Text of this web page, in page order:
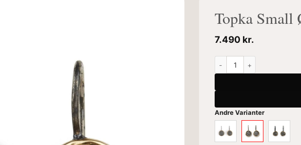
Topka Small
7.490 kr.
Topka Small Ørehængere
Andre Varianter